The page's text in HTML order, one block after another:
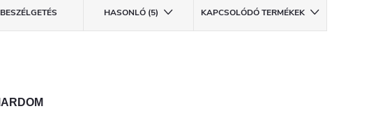
BESZÉLGETÉS HASONLÓ (5) KAPCSOLÓDÓ TERMÉKEK